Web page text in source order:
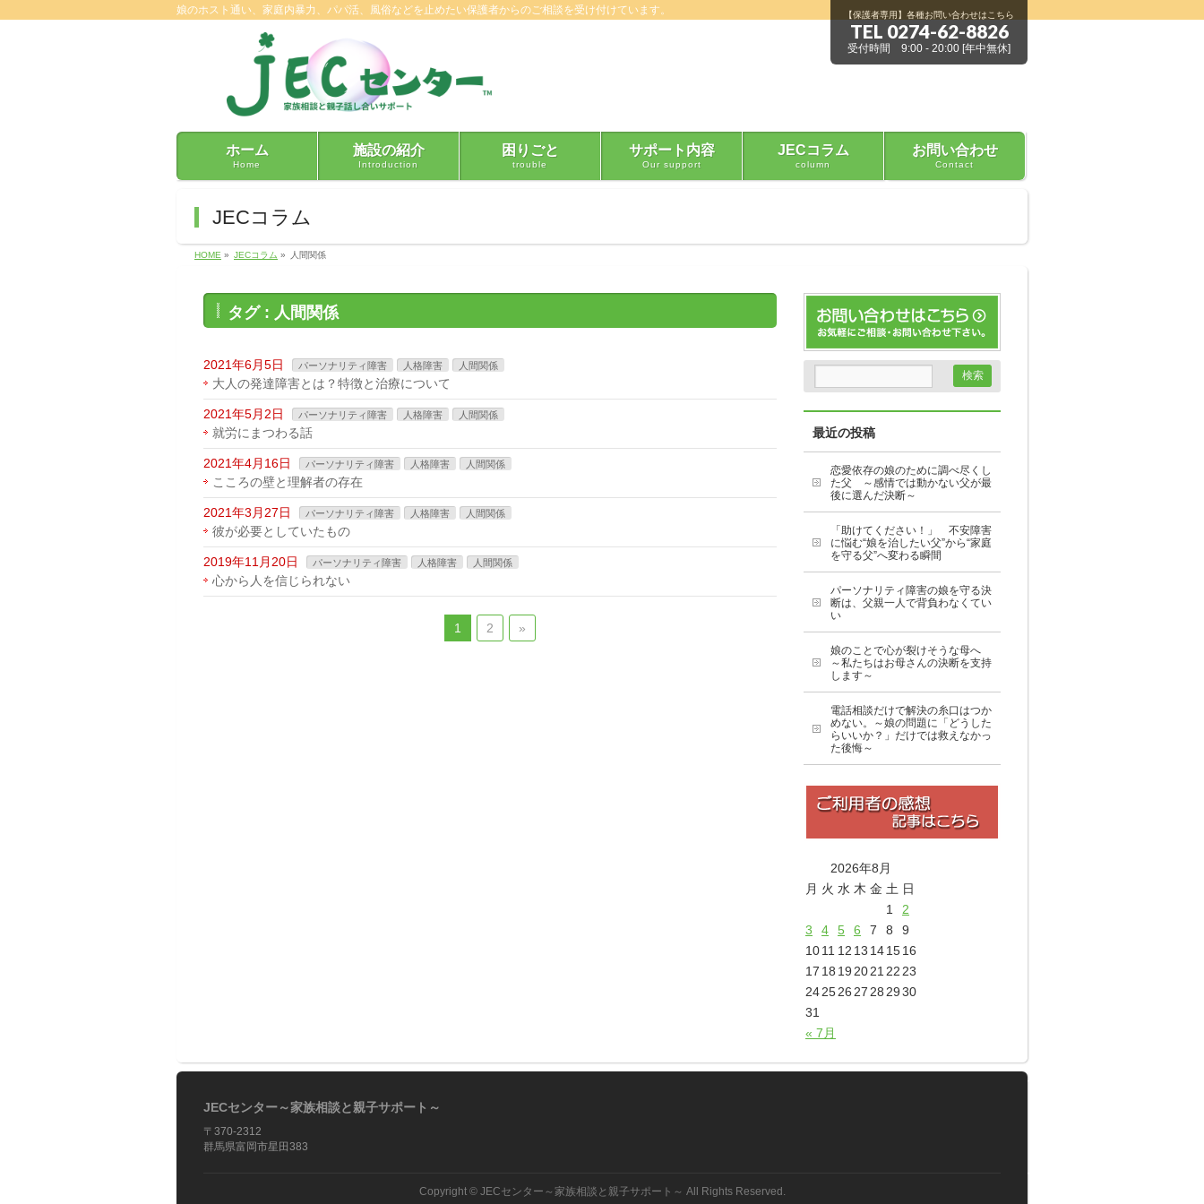
娘のホスト通い、家庭内暴力、パパ活、風俗などを止めたい保護者からのご相談を受け付けています。 【保護者専用】各種お問い合わせはこちら
TEL 0274-62-8826
受付時間 9:00 - 20:00 [年中無休]
ホーム
Home
施設の紹介
Introduction
困りごと
trouble
サポート内容
Our support
JECコラム
column
お問い合わせ
Contact
JECコラム
HOME » JECコラム » 人間関係
タグ : 人間関係
2021年6月5日 パーソナリティ障害 人格障害 人間関係
大人の発達障害とは？特徴と治療について
2021年5月2日 パーソナリティ障害 人格障害 人間関係
就労にまつわる話
2021年4月16日 パーソナリティ障害 人格障害 人間関係
こころの壁と理解者の存在
2021年3月27日 パーソナリティ障害 人格障害 人間関係
彼が必要としていたもの
2019年11月20日 パーソナリティ障害 人格障害 人間関係
心から人を信じられない
1 2 »
最近の投稿
恋愛依存の娘のために調べ尽くし
た父 ～感情では動かない父が最
後に選んだ決断～
「助けてください！」 不安障害
に悩む“娘を治したい父”から“家庭
を守る父”へ変わる瞬間
パーソナリティ障害の娘を守る決
断は、父親一人で背負わなくてい
い
娘のことで心が裂けそうな母へ
～私たちはお母さんの決断を支持
します～
電話相談だけで解決の糸口はつか
めない。～娘の問題に「どうした
らいいか？」だけでは救えなかっ
た後悔～
2026年8月
月 火 水 木 金 土 日
« 7月
1
2
3
4 5 6 7 8
9
1011 12 13 141516
17 18 19 2021 22 23
242526 27 28 2930
31
JECセンター～家族相談と親子サポート～
〒370-2312
群馬県富岡市星田383
Copyright © JECセンター～家族相談と親子サポート～ All Rights Reserved.